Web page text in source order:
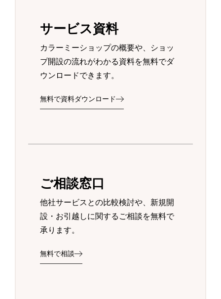
サービス資料
カラーミーショップの概要や、ショッ
プ開設の流れがわかる資料を無料でダ
ウンロードできます。
無料で資料ダウンロード
ご相談窓口
他社サービスとの比較検討や、新規開
設・お引越しに関するご相談を無料で
承ります。
無料で相談